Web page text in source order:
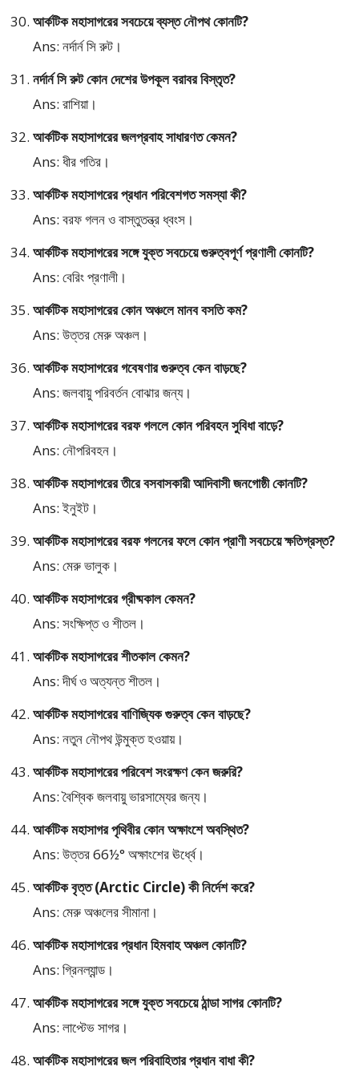
আর্কটিক মহাসাগরের সবচেয়ে ব্যস্ত নৌপথ কোনটি?
Ans: নর্দার্ন সি রুট।
নর্দার্ন সি রুট কোন দেশের উপকূল বরাবর বিস্তৃত?
Ans: রাশিয়া।
আর্কটিক মহাসাগরের জলপ্রবাহ সাধারণত কেমন?
Ans: ধীর গতির।
আর্কটিক মহাসাগরের প্রধান পরিবেশগত সমস্যা কী?
Ans: বরফ গলন ও বাস্তুতন্ত্র ধ্বংস।
আর্কটিক মহাসাগরের সঙ্গে যুক্ত সবচেয়ে গুরুত্বপূর্ণ প্রণালী কোনটি?
Ans: বেরিং প্রণালী।
আর্কটিক মহাসাগরের কোন অঞ্চলে মানব বসতি কম?
Ans: উত্তর মেরু অঞ্চল।
আর্কটিক মহাসাগরের গবেষণার গুরুত্ব কেন বাড়ছে?
Ans: জলবায়ু পরিবর্তন বোঝার জন্য।
আর্কটিক মহাসাগরের বরফ গললে কোন পরিবহন সুবিধা বাড়ে?
Ans: নৌপরিবহন।
আর্কটিক মহাসাগরের তীরে বসবাসকারী আদিবাসী জনগোষ্ঠী কোনটি?
Ans: ইনুইট।
আর্কটিক মহাসাগরের বরফ গলনের ফলে কোন প্রাণী সবচেয়ে ক্ষতিগ্রস্ত?
Ans: মেরু ভালুক।
আর্কটিক মহাসাগরের গ্রীষ্মকাল কেমন?
Ans: সংক্ষিপ্ত ও শীতল।
আর্কটিক মহাসাগরের শীতকাল কেমন?
Ans: দীর্ঘ ও অত্যন্ত শীতল।
আর্কটিক মহাসাগরের বাণিজ্যিক গুরুত্ব কেন বাড়ছে?
Ans: নতুন নৌপথ উন্মুক্ত হওয়ায়।
আর্কটিক মহাসাগরের পরিবেশ সংরক্ষণ কেন জরুরি?
Ans: বৈশ্বিক জলবায়ু ভারসাম্যের জন্য।
আর্কটিক মহাসাগর পৃথিবীর কোন অক্ষাংশে অবস্থিত?
Ans: উত্তর 66½° অক্ষাংশের ঊর্ধ্বে।
আর্কটিক বৃত্ত (Arctic Circle) কী নির্দেশ করে?
Ans: মেরু অঞ্চলের সীমানা।
আর্কটিক মহাসাগরের প্রধান হিমবাহ অঞ্চল কোনটি?
Ans: গ্রিনল্যান্ড।
আর্কটিক মহাসাগরের সঙ্গে যুক্ত সবচেয়ে ঠান্ডা সাগর কোনটি?
Ans: লাপ্টেভ সাগর।
আর্কটিক মহাসাগরের জল পরিবাহিতার প্রধান বাধা কী?